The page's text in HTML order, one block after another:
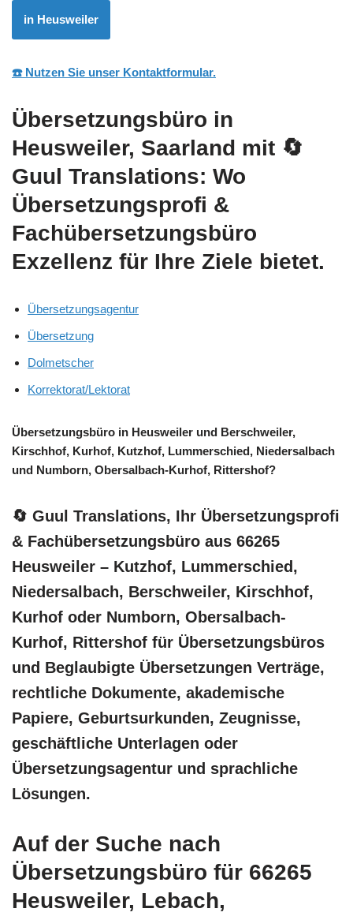
in Heusweiler
☎️ Nutzen Sie unser Kontaktformular.
Übersetzungsbüro in
Heusweiler, Saarland mit 🔄
Guul Translations: Wo
Übersetzungsprofi &
Fachübersetzungsbüro
Exzellenz für Ihre Ziele bietet.
Übersetzungsagentur
Übersetzung
Dolmetscher
Korrektorat/Lektorat
Übersetzungsbüro in Heusweiler und Berschweiler,
Kirschhof, Kurhof, Kutzhof, Lummerschied, Niedersalbach
und Numborn, Obersalbach-Kurhof, Rittershof?
🔄 Guul Translations, Ihr Übersetzungsprofi
& Fachübersetzungsbüro aus 66265
Heusweiler – Kutzhof, Lummerschied,
Niedersalbach, Berschweiler, Kirschhof,
Kurhof oder Numborn, Obersalbach-
Kurhof, Rittershof für Übersetzungsbüros
und Beglaubigte Übersetzungen Verträge,
rechtliche Dokumente, akademische
Papiere, Geburtsurkunden, Zeugnisse,
geschäftliche Unterlagen oder
Übersetzungsagentur und sprachliche
Lösungen.
Auf der Suche nach
Übersetzungsbüro für 66265
Heusweiler, Lebach,